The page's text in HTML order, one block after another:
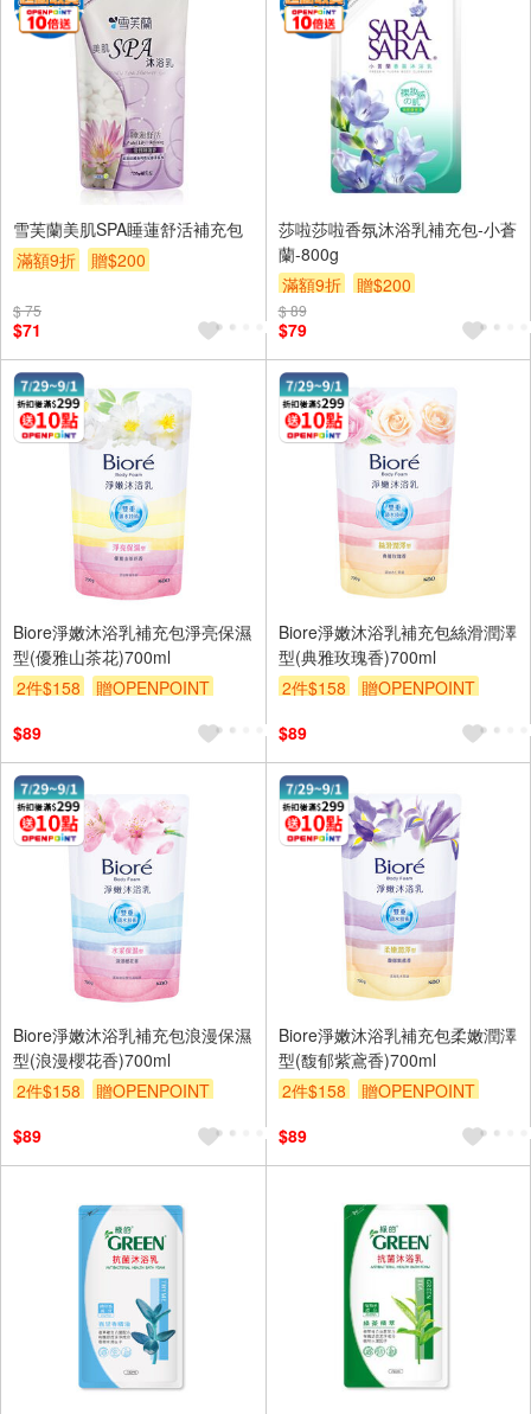
雪芙蘭美肌SPA睡蓮舒活補充包
滿額9折
贈$200
$ 75
$71
莎啦莎啦香氛沐浴乳補充包-小蒼
蘭-800g
滿額9折
贈$200
$ 89
$79
Biore淨嫩沐浴乳補充包淨亮保濕
型(優雅山茶花)700ml
2件$158
贈OPENPOINT
$89
Biore淨嫩沐浴乳補充包絲滑潤澤
型(典雅玫瑰香)700ml
2件$158
贈OPENPOINT
$89
Biore淨嫩沐浴乳補充包浪漫保濕
型(浪漫櫻花香)700ml
2件$158
贈OPENPOINT
$89
Biore淨嫩沐浴乳補充包柔嫩潤澤
型(馥郁紫鳶香)700ml
2件$158
贈OPENPOINT
$89